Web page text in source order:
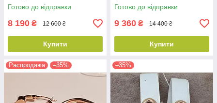
Готово до відправки
8 190 ₴ 12 600 ₴
Купити
Готово до відправки
9 360 ₴ 14 400 ₴
Купити
Распродажа –35% –35%